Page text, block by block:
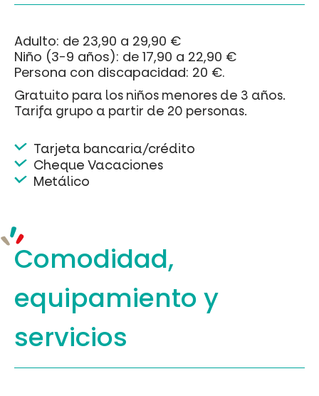
Adulto: de 23,90 a 29,90 €
Niño (3-9 años): de 17,90 a 22,90 €
Persona con discapacidad: 20 €.
Gratuito para los niños menores de 3 años.
Tarifa grupo a partir de 20 personas.
Tarjeta bancaria/crédito
Cheque Vacaciones
Metálico
Comodidad,
equipamientoy
servicios